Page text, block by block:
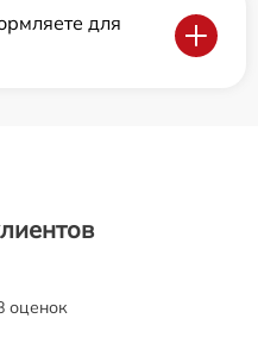
для
оценок